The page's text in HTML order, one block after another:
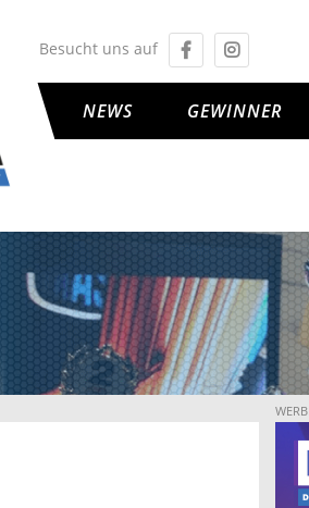
NEWS GEWINNER
Besucht uns auf